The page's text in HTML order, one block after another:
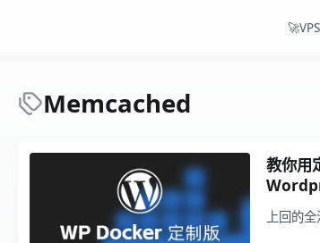
Memcached
教你用
上回的